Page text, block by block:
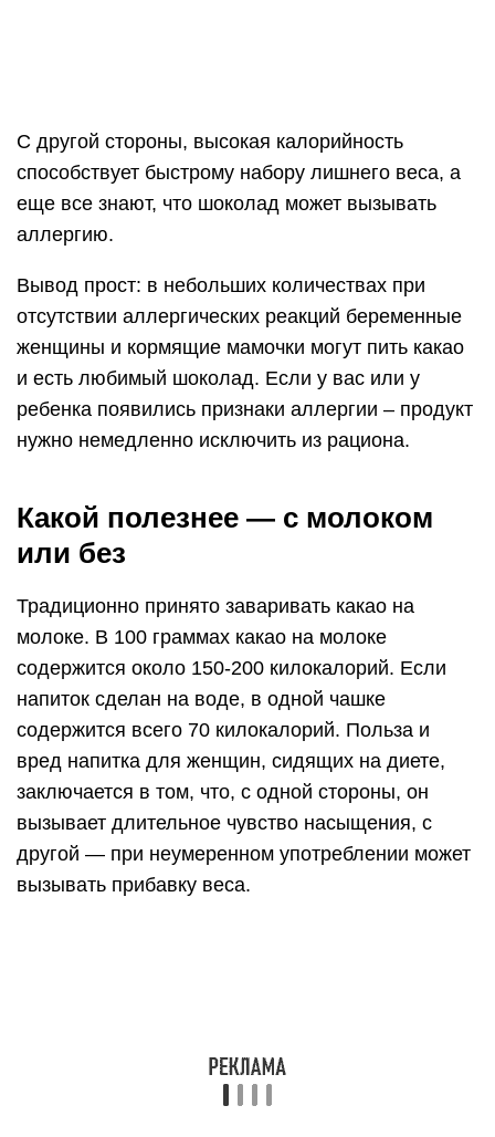
С другой стороны, высокая калорийность
способствует быстрому набору лишнего веса, а
еще все знают, что шоколад может вызывать
аллергию.
Вывод прост: в небольших количествах при
отсутствии аллергических реакций беременные
женщины и кормящие мамочки могут пить какао
и есть любимый шоколад. Если у вас или у
ребенка появились признаки аллергии – продукт
нужно немедленно исключить из рациона.
Какой полезнее — с молоком
или без
Традиционно принято заваривать какао на
молоке. В 100 граммах какао на молоке
содержится около 150-200 килокалорий. Если
напиток сделан на воде, в одной чашке
содержится всего 70 килокалорий. Польза и
вред напитка для женщин, сидящих на диете,
заключается в том, что, с одной стороны, он
вызывает длительное чувство насыщения, с
другой — при неумеренном употреблении может
вызывать прибавку веса.